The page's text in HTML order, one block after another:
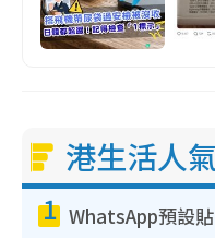
港生活人
1